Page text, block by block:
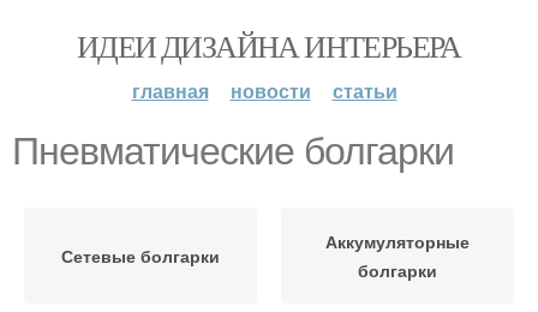
ИДЕИ ДИЗАЙНА ИНТЕРЬЕРА
главная новости статьи
Пневматические болгарки
Сетевые болгарки
Аккумуляторные
болгарки